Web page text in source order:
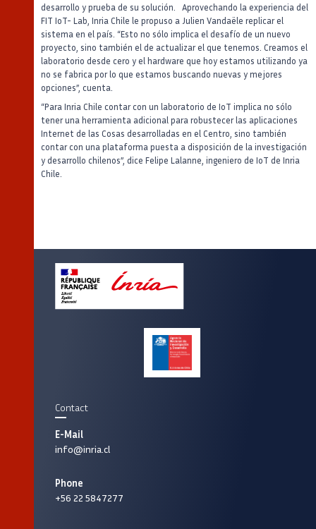
desarrollo y prueba de su solución. Aprovechando la experiencia del
FIT IoT- Lab, Inria Chile le propuso a Julien Vandaële replicar el
sistema en el país. “Esto no sólo implica el desafío de un nuevo
proyecto, sino también el de actualizar el que tenemos. Creamos el
laboratorio desde cero y el hardware que hoy estamos utilizando ya
no se fabrica por lo que estamos buscando nuevas y mejores
opciones”, cuenta.
“Para Inria Chile contar con un laboratorio de IoT implica no sólo
tener una herramienta adicional para robustecer las aplicaciones
Internet de las Cosas desarrolladas en el Centro, sino también
contar con una plataforma puesta a disposición de la investigación
y desarrollo chilenos”, dice Felipe Lalanne, ingeniero de IoT de Inria
Chile.
Contact
E-Mail
info@inria.cl
Phone
+56 22 5847277